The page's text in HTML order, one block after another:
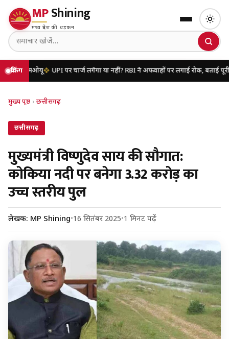
MPShining
मध्य प्रदेश की धड़कन
ब्रेकिंगUPI पर चार्ज लगेगा या नहीं? RBI ने अफवाहों पर लगाई रोक, बताई पूरी सच्चाई
मुख्य पृष्ठ › छत्तीसगढ़
छत्तीसगढ़
मुख्यमंत्री विष्णुदेव साय की सौगात:
कोकिया नदी पर बनेगा 3.32 करोड़ का
उच्च स्तरीय पुल
लेखक: MP Shining•16 सितंबर 2025•1 मिनट पढ़ें